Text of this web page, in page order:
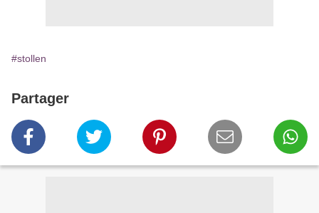
#stollen
Partager